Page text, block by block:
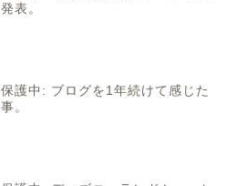
発表。
保護中: ブログを1年続けて感じた
事。